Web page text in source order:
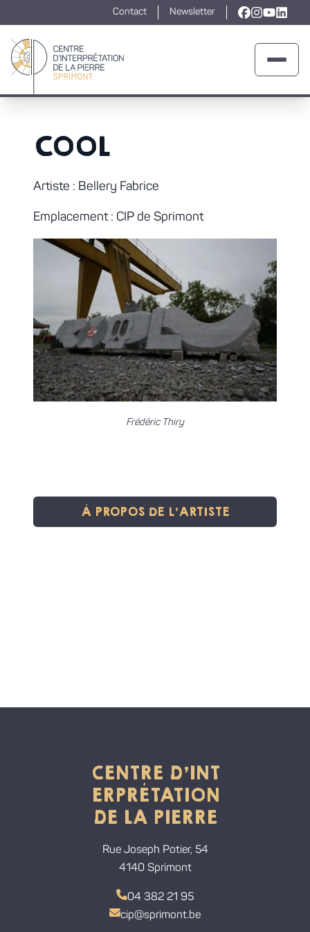
Contact Newsletter
Lien vers la
Lien vers
LienLien
COOL
Artiste : Bellery Fabrice
Emplacement : CIP de Sprimont
Frédéric Thiry
À PROPOS DE L'ARTISTE
CENTRE D'INT
ERPRÉTATION
DE LA PIERRE
Rue Joseph Potier, 54
4140 Sprimont
04 382 21 95
cip@sprimont.be